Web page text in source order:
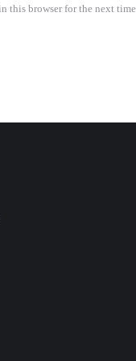
this browser for the next